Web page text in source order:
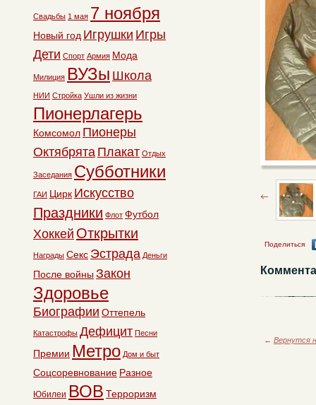
Поделиться
← Вернутся
Свадьбы 1 мая 7 ноября
Новый год Игрушки Игры
Дети Спорт Армия Мода
Милиция ВУЗы Школа
НИИ Стройка Ушли из жизни
Пионерлагерь
Комсомол Пионеры
Октябрята Плакат Отдых
Заседания Субботники
ГАИ Цирк Искусство
Праздники Флот Футбол
Хоккей Открытки
Награды Секс Эстрада Деньги
После войны Закон
Здоровье
Биографии Оттепель
Катастрофы Дефицит Песни
Премии Метро Дом и быт
Соцсоревнование Разное
Юбилеи ВОВ Терроризм